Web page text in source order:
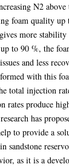
N2
foam quality up
more stability
to 90 %, the
and less
with this
total injection
rates produce
has
to provide a
sandstone
as it is a